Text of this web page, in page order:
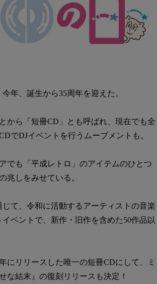
年、誕生から35周年を迎えた。
から「短冊CD」とも呼ばれ、現在でも全
でDJイベントを行うムーブメントも。
でも「平成レトロ」のアイテムのひとつ
兆しをみせている。
て、令和に活動するアーティストの音楽
ベントで、新作・旧作を含めた50作品以
にリリースした唯一の短冊CDにして、ミ
な結末』の復刻リリースも決定！